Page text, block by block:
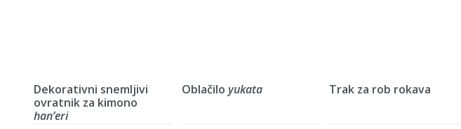
Dekorativni snemljivi
ovratnik za kimono
han’eri
Oblačilo yukata Trak za rob rokava